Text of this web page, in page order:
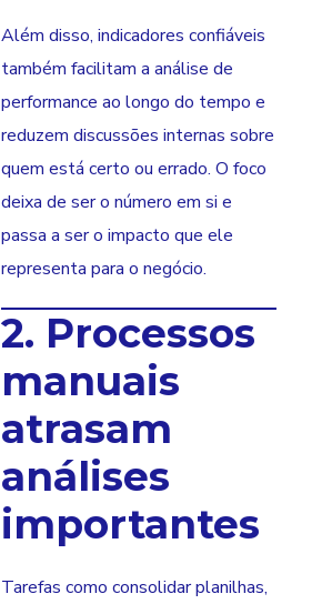
Além disso, indicadores confiáveis
também facilitam a análise de
performance ao longo do tempo e
reduzem discussões internas sobre
quem está certo ou errado. O foco
deixa de ser o número em si e
passa a ser o impacto que ele
representa para o negócio.
2. Processos
manuais
atrasam
análises
importantes
Tarefas como consolidar planilhas,